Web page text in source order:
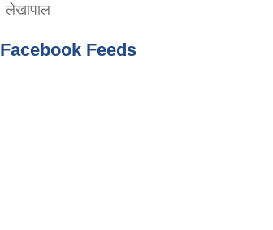
लेखापाल
Facebook Feeds